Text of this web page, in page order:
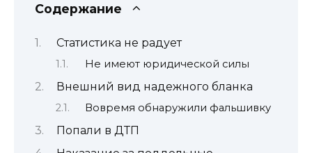
Содержание
Статистика не радует
Не имеют юридической силы
Внешний вид надежного бланка
Вовремя обнаружили фальшивку
Попали в ДТП